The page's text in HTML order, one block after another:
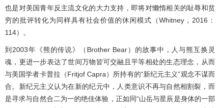
也是对美国青年反主流文化的大力支持，即将对懒惰相关的耻辱和贫
穷的批评转化为同样具有社会价值的休闲模式（Whitney，2016：
114）。
到2003年《熊的传说》（Brother Bear）的故事中，人与熊互换灵
魂，更进一步表达了世间万物皆可交融且平等相处的生态理念，从而
与美国学者卡普拉（Fritjof Capra）所持有的“新纪元主义”观念不谋而
合。新纪元主义认为在新的纪元中，人类意识不再与自然相割裂，而
是寻求与自然合二为一的绝佳体验，正如同“山岳与星辰是身体的一部